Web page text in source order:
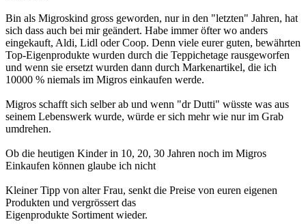
Bin als Migroskind gross geworden, nur in den "letzten" Jahren, hat
sich dass auch bei mir geändert. Habe immer öfter wo anders
eingekauft, Aldi, Lidl oder Coop. Denn viele eurer guten, bewährten
Top-Eigenprodukte wurden durch die Teppichetage rausgeworfen
und wenn sie ersetzt wurden dann durch Markenartikel, die ich
10000 % niemals im Migros einkaufen werde.
Migros schafft sich selber ab und wenn "dr Dutti" wüsste was aus
seinem Lebenswerk wurde, würde er sich mehr wie nur im Grab
umdrehen.
Ob die heutigen Kinder in 10, 20, 30 Jahren noch im Migros
Einkaufen können glaube ich nicht
Kleiner Tipp von alter Frau, senkt die Preise von euren eigenen
Produkten und vergrössert das
Eigenprodukte Sortiment wieder.